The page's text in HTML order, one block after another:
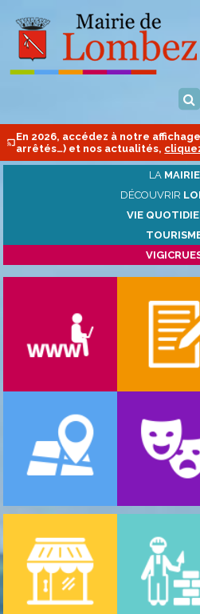
En 2026, accédez à notre
arrêtés…) et nos actualités,
LA MAIRIE
DÉCOUVRIR
VIE